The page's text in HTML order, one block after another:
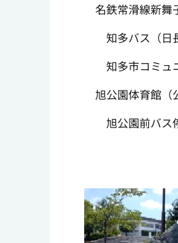
名鉄常滑線新舞
知多バス（日
知多市コミュ
旭公園体育館（
旭公園前バス停